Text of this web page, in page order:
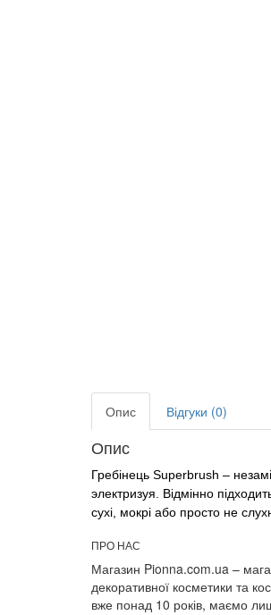
Опис Відгуки (0)
Опис
Гребінець Superbrush –
электризуя. Відмінно
сухі, мокрі або просто не
ПРО НАС
Магазин Pionna.com.ua –
декоративної косметики та
вже понад 10 років, маємо